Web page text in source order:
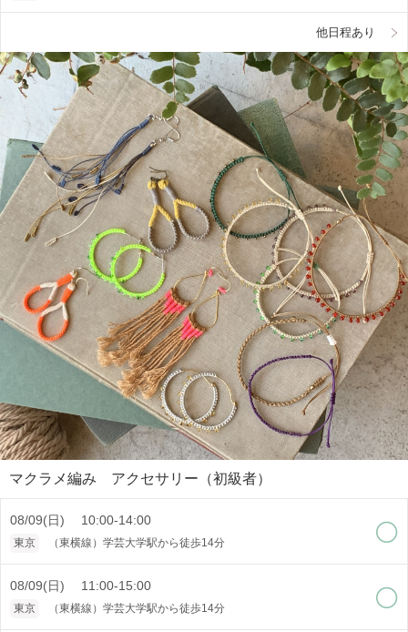
他日程あり
マクラメ編み アクセサリー（初級者）
08/09(日) 10:00-14:00
東京 （東横線）学芸大学駅から徒歩14分
08/09(日) 11:00-15:00
東京 （東横線）学芸大学駅から徒歩14分